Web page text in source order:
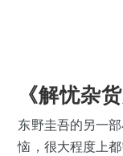
《解忧杂
东野圭吾的另一
恼，很大程度上